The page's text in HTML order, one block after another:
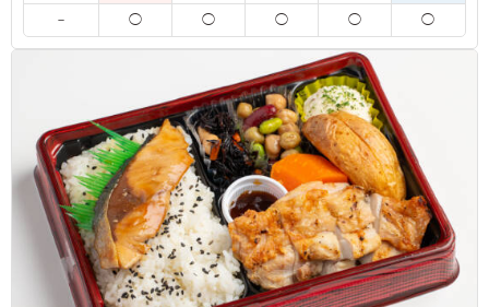
オリエンタル唐揚げボールは、しっとりジューシーで、ス
パイスソースがごはんにしっかり染み込み絶妙な味わいで
した。しっかり食べ応えもあって、安心して食べられるの
で、また注文したいです。
ご利用シーン：ロケ・撮影›スタジオ撮影
東京都渋谷区桜丘町2025/03/30
－ ◯ ◯ ◯ ◯ ◯